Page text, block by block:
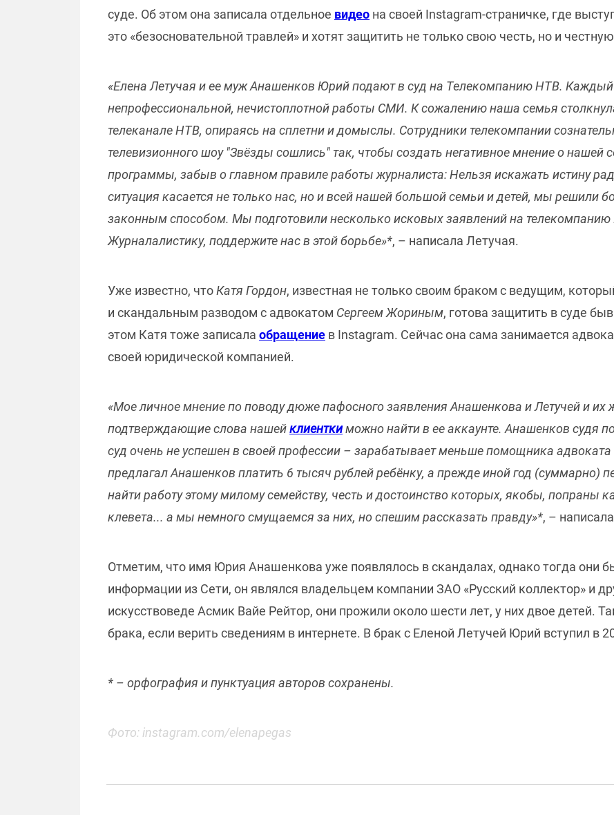
суде. Об этом она записала отдельное видео на своей Instagram-страничке, где
это «безосновательной травлей» и хотят защитить не только свою честь, но и
«Елена Летучая и ее муж Анашенков Юрий подают в суд на Телекомпанию НТВ. Каждый
непрофессиональной, нечистоплотной работы СМИ. К сожалению наша семья
телеканале НТВ, опираясь на сплетни и домыслы. Сотрудники телекомпании
телевизионного шоу "Звёзды сошлись" так, чтобы создать негативное мнение о нашей
программы, забыв о главном правиле работы журналиста: Нельзя искажать истину
ситуация касается не только нас, но и всей нашей большой семьи и детей, мы решили
законным способом. Мы подготовили несколько исковых заявлений на
Журналалистику, поддержите нас в этой борьбе»*, – написала Летучая.
Уже известно, чтоКатя Гордон, известная не только своим браком с ведущим,
и скандальным разводом с адвокатом Сергеем Жориным, готова защитить в суде
этом Катя тоже записала обращение в Instagram. Сейчас она сама занимается
своей юридической компанией.
«Мое личное мнение по поводу дюже пафосного заявления Анашенкова и Летучей и
подтверждающие слова нашейклиенткиможно найти в ее аккаунте. Анашенков судя
суд очень не успешен в своей профессии – зарабатывает меньше помощника
предлагал Анашенков платить 6 тысяч рублей ребёнку, а прежде иной год (суммарно)
найти работу этому милому семейству, честь и достоинство которых, якобы, попраны
клевета... а мы немного смущаемся за них, но спешим рассказать правду»*, –
Отметим, что имя Юрия Анашенкова уже появлялось в скандалах, однако тогда они
информации из Сети, он являлся владельцем компании ЗАО «Русский коллектор» и
искусствоведе Асмик Вайе Рейтор, они прожили около шести лет, у них двое детей.
брака, если верить сведениям в интернете. В брак с Еленой Летучей Юрий вступил в
* – орфография и пунктуация авторов сохранены.
Фото: instagram.com/elenapegas